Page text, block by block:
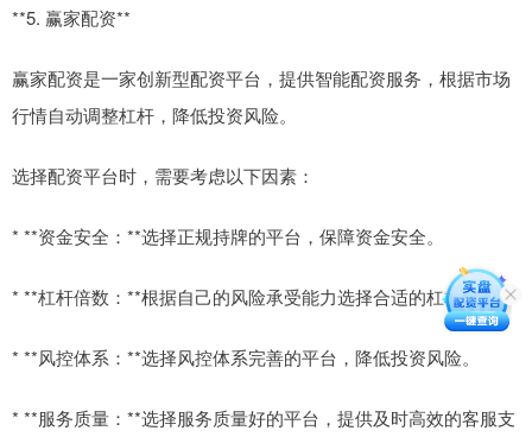
**5. 赢家配资**
赢家配资是一家创新型配资平台，提供智能配资服务，根据市场
行情自动调整杠杆，降低投资风险。
选择配资平台时，需要考虑以下因素：
* **资金安全：**选择正规持牌的平台，保障资金安全。
* **杠杆倍数：**根据自己的风险承受能力选择合适的杠杆倍数。
* **风控体系：**选择风控体系完善的平台，降低投资风险。
* **服务质量：**选择服务质量好的平台，提供及时高效的客服支